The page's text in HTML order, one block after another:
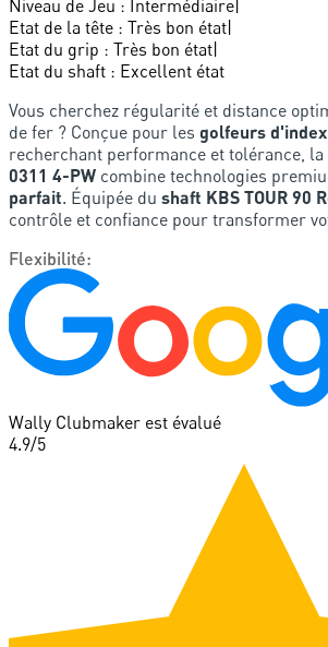
Niveau de Jeu : Intermédiaire|
Etat de la tête : Très bon état|
Etat du grip : Très bon état|
Etat du shaft : Excellent état
Vous cherchez régularité et distance
de fer ? Conçue pour les golfeurs
recherchant performance et tolérance, la
0311 4-PW combine technologies
parfait. Équipée du shaft KBS TOUR 90
contrôle et confiance pour transformer
Flexibilité:
Wally Clubmaker est évalué
4.9/5